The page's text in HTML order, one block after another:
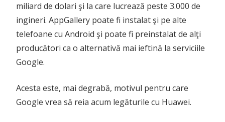
miliard de dolari şi la care lucrează peste 3.000 de
ingineri. AppGallery poate fi instalat şi pe alte
telefoane cu Android şi poate fi preinstalat de alţi
producători ca o alternativă mai ieftină la serviciile
Google.
Acesta este, mai degrabă, motivul pentru care
Google vrea să reia acum legăturile cu Huawei.